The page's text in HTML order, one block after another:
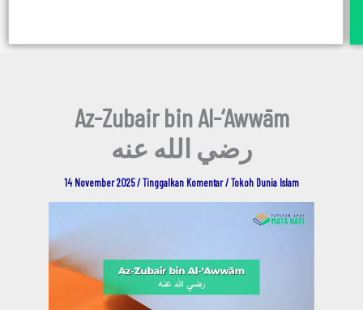
Az-Zubair bin Al-‘Awwām
رضي الله عنه
14 November 2025/Tinggalkan Komentar/Tokoh Dunia Islam